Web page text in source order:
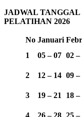
JADWAL
PELATIHAN 2026
No Januari
1
05 – 07 02 –
2
12 – 14 09 –
3
19 – 21 18 –
4
26 – 28 25 –